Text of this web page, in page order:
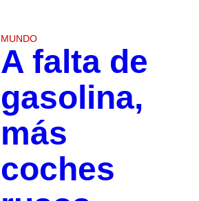
MUNDO
A falta de
gasolina,
más
coches